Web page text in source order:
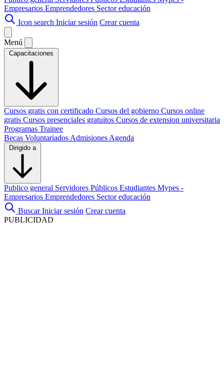
Empresarios Emprendedores Sector educación
Icon search Iniciar sesión Crear cuenta
Menú
Capacitaciones
Cursos gratis con certificado Cursos del gobierno Cursos online
gratis Cursos presenciales gratuitos Cursos de extension universitaria
Programas Trainee
Becas Voluntariados Admisiones Agenda
Dirigido a
Publico general Servidores Públicos Estudiantes Mypes -
Empresarios Emprendedores Sector educación
Buscar Iniciar sesión Crear cuenta
PUBLICIDAD